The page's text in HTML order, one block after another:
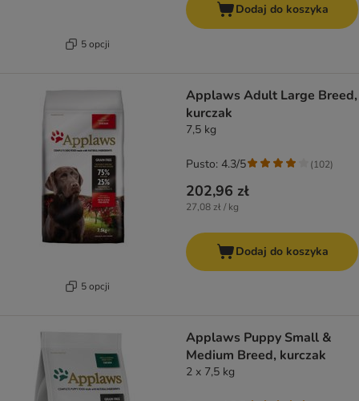
5 opcji
Dodaj do koszyka
5 opcji
Applaws Adult Large Breed,
kurczak
7,5 kg
202,96 zł
27,08 zł / kg
Pusto: 4.3/5 (102)
Dodaj do koszyka
Applaws Puppy Small &
Medium Breed, kurczak
2 x 7,5 kg